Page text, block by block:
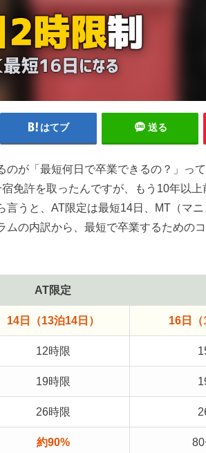
はてブ 送る
が「最短何日で卒業できるの？」っ
免許を取ったんですが、もう10年以
うと、AT限定は最短14日、MT（マ
の内訳から、最短で卒業するための
AT限定
14日（13泊14日） 16日（
12時限
19時限
26時限
約90%